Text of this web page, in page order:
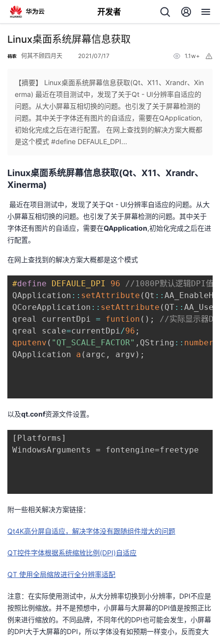
开发者
返
个
人
页
我
开
发
者
我
的
博
客
我
的
论
坛
我
的
圈
我
的
我
注
的
开
堂
我
的
课
我
的
我
我
的
我
的
技
术
我
的
云
Linux桌面系统屏幕信息获取
何其不顾四月天 2021/07/17 1.1w+
【摘要】 Linux桌面系统屏幕信息获取(Qt、X11、Xrandr、Xin
erma) ​ 最近在项目测试中，发现了关于Qt - UI分辨率自适应的
问题。从大小屏幕互相切换的问题。也引发了关于屏幕检测的
问题。其中关于字体还有图片的自适应，需要在QApplication,
初始化完成之后在进行配置。 在网上查找到的解决方案大概都
是这个模式 #define DEFAULE_DPI...
Linux桌面系统屏幕信息获取(Qt、X11、Xrandr、
Xinerma)
​ 最近在项目测试中，发现了关于Qt - UI分辨率自适应的问题。从大
小屏幕互相切换的问题。也引发了关于屏幕检测的问题。其中关于
字体还有图片的自适应，需要在QApplication,初始化完成之后在进
行配置。
在网上查找到的解决方案大概都是这个模式
#define DEFAULE_DPI 96
//1080P默认逻辑DPI值
QApplication :: setAttribute ( Qt ::
QCoreApplication :: setAttribute ( QT::
qreal currentDpi = funtion ( ) ;
//实际显示器
qreal scale=currentDpi/96 ;
qputenv ( "QT_SCALE_FACTOR" , QString :: number
QApplication a ( argc , argv ) ;
以及qt.conf资源文件设置。
[Platforms]
WindowsArguments = fontengine=freetype
附一些相关解决方案链接：
Qt4K高分屏自适应，解决字体没有跟随组件增大的问题
QT控件字体根据系统缩放比例(DPI)自适应
QT 使用全局缩放进行全分辨率适配
注意：在实际使用测试中，从大分辨率切换到小分辨率，DPI不应是
按照比例缩放。并不是预想中，小屏幕与大屏幕的DPI值是按照正比
例来进行缩放的。不同品牌，不同年代的DPI也可能会发生，小屏幕
的DPI大于大屏幕的DPI，所以字体没有如预期一样变小，反而变大